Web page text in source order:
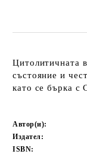
Цитолитичната
състояние и
като се бърка с
Автор(и):
Издател:
ISBN: